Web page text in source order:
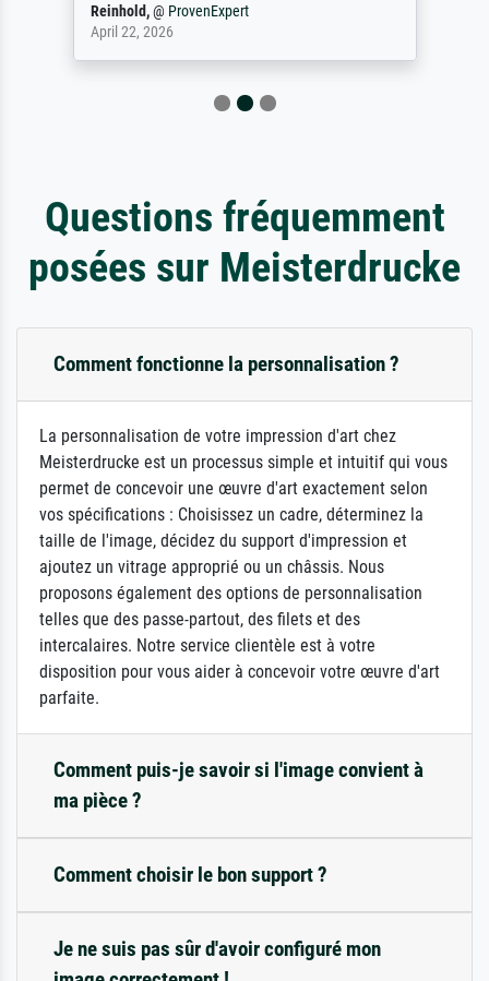
Reinhold,@ ProvenExpert
April 22, 2026
Questions fréquemment
posées sur Meisterdrucke
Comment fonctionne la personnalisation ?
La personnalisation de votre impression d'art chez
Meisterdrucke est un processus simple et intuitif qui vous
permet de concevoir une œuvre d'art exactement selon
vos spécifications : Choisissez un cadre, déterminez la
taille de l'image, décidez du support d'impression et
ajoutez un vitrage approprié ou un châssis. Nous
proposons également des options de personnalisation
telles que des passe-partout, des filets et des
intercalaires. Notre service clientèle est à votre
disposition pour vous aider à concevoir votre œuvre d'art
parfaite.
Comment puis-je savoir si l'image convient à
ma pièce ?
Comment choisir le bon support ?
Je ne suis pas sûr d'avoir configuré mon